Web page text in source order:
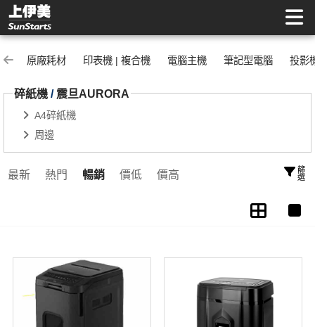
震旦AURORA | 上伊美辦公用品網
原廠耗材 印表機 | 複合機 電腦主機 筆記型電腦 投影
碎紙機 / 震旦AURORA
A4碎紙機
周邊
最新 熱門 暢銷 價低 價高 篩選